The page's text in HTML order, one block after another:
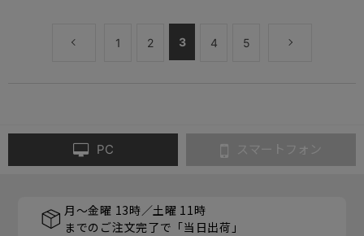
1 2 3 4 5
PC スマートフォン
月～金曜 13時／土曜 11時
までのご注文完了で「当日出荷」